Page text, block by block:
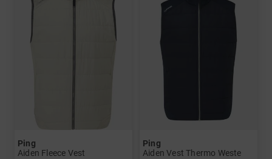
Ping
Aiden Fleece Vest
Ping
Aiden Vest Thermo Weste